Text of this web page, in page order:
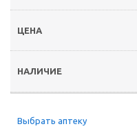
Выбрать аптеку